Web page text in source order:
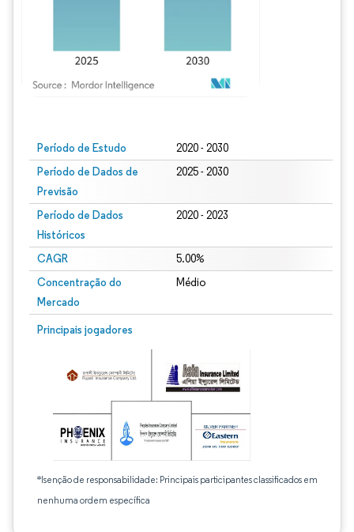
Período de Estudo 2020 - 2030
Período de Dados de
Previsão
2025 - 2030
Período de Dados
Históricos
2020 - 2023
CAGR 5.00%
Concentração do
Mercado
Médio
Principais jogadores
*Isenção de responsabilidade: Principais participantes classificados em
nenhuma ordem específica